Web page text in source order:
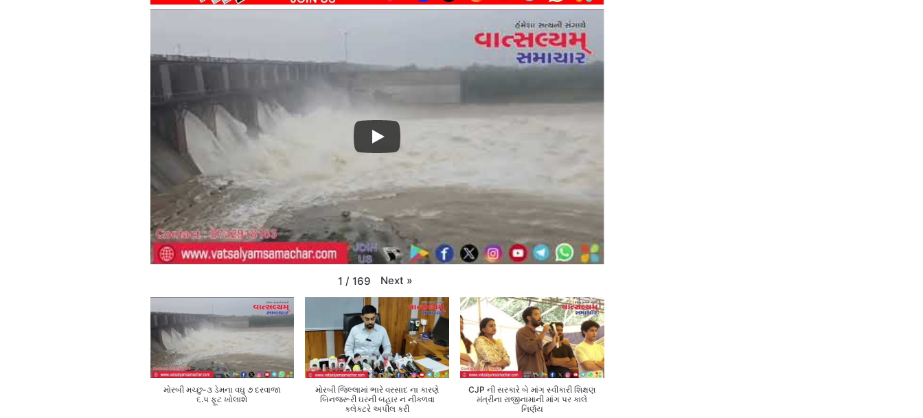
1 / 169 Next »
મોરબી મચ્છુ-૩ ડેમના વઘુ ૭ દરવાજા
૬.૫ ફૂટ ખોલાશે
મોરબી જિલ્લામાં ભારે વરસાદ ના કારણે
બિનજરૂરી ઘરની બહાર ન નીકળવા
કલેક્ટરે અપીલ કરી
CJP ની સરકારે બે માંગ સ્વીકારી શિક્ષણ
મંત્રીના રાજીનામાની માંગ પર કાલે
નિર્ણય